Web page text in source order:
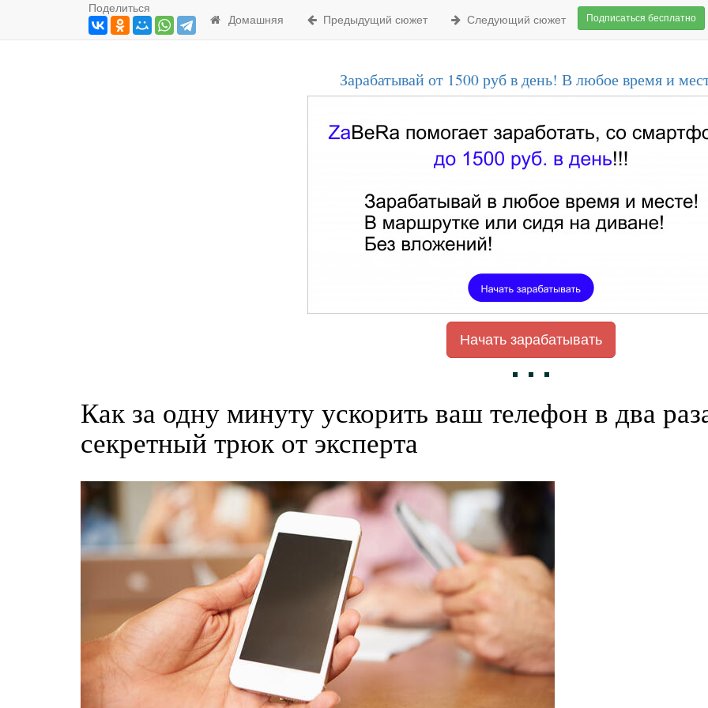
Поделиться
Домашняя
Предыдущий сюжет Следующий сюжет Подписаться бесплатно
Зарабатывай от 1500 руб в день! В любое время и
Начать зарабатывать
Как за одну минуту ускорить ваш телефон в два
секретный трюк от эксперта